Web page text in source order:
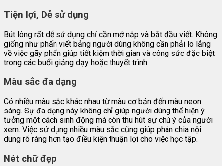
Tiện lợi, Dễ sử dụng
Bút lông rất dễ sử dụng chỉ cần mở nắp và bắt đầu viết. Không
giống như phấn viết bảng người dùng không cần phải lo lắng
về việc gãy phấn giúp tiết kiệm thời gian và công sức đặc biệt
trong các buổi giảng dạy hoặc thuyết trình.
Màu sắc đa dạng
Có nhiều màu sắc khác nhau từ màu cơ bản đến màu neon
sáng. Sự đa dạng này không chỉ giúp người dùng thể hiện ý
tưởng một cách sinh động mà còn thu hút sự chú ý của người
xem. Việc sử dụng nhiều màu sắc cũng giúp phân chia nội
dung rõ ràng hơn tạo điều kiện thuận lợi cho việc học tập.
Nét chữ đẹp